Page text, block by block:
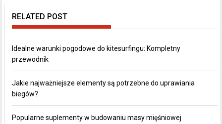
RELATED POST
Idealne warunki pogodowe do kitesurfingu: Kompletny
przewodnik
Jakie najważniejsze elementy są potrzebne do uprawiania
biegów?
Popularne suplementy w budowaniu masy mięśniowej